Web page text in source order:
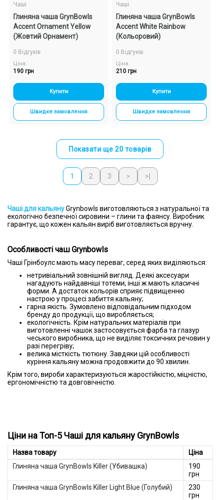
Чаші
Глиняна чаша GrynBowls
Accent Ornament Yellow
(Жовтий Орнамент)
0 Відгуків
Ціна:
190 грн
Купити
Швидке замовлення
Чаші
Глиняна чаша GrynBowls
Accent White Rainbow
(Кольоровий)
0 Відгуків
Ціна:
210 грн
Купити
Швидке замовлення
Показати ще 20 товарів
1 2 3 > >|
Чаші для кальянуGrynbowls виготовляються з натуральної та
екологічно безпечної сировини – глини та фаянсу. Виробник
гарантує, що кожен кальян виріб виготовляється вручну.
Особливості чаш Grynbowls
Чаші Грінбоулс мають масу переваг, серед яких виділяються:
нетривіальний зовнішній вигляд. Деякі аксесуари
нагадують найдавніші тотеми, інші ж мають класичні
форми. А достаток кольорів сприяє підвищенню
настрою у процесі забиття кальяну;
гарна якість. Зумовлено відповідальним підходом
бренду до продукції, що виробляється;
екологічність. Крім натуральних матеріалів при
виготовленні чашок застосовується фарба та глазур
чеського виробника, що не виділяє токсичних речовин у
разі перегріву;
велика місткість тютюну. Завдяки цій особливості
куріння кальяну можна продовжити до 90 хвилин.
Крім того, вироби характеризуються жаростійкістю, міцністю,
ергономічністю та довговічністю.
для простого тютюну;
для чорного міцного тютюну;
для тютюну з сиропом у великій кількості.
Крім того, є моделі Грінбоулс з оригінальним дизайном, які
стануть справжньою окрасою курильного приладу або гарним
подарунком для шанувальника кальяну.
Ціни на Топ-5 Чаші для кальяну GrynBowls
Назва товару
Ціна
Глиняна чаша GrynBowls Killer (Убивашка)
190
грн
Глиняна чаша GrynBowls Killer Light Blue (Голубий)
230
грн